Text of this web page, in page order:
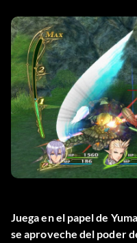
Juega en el papel de
se aproveche del poder